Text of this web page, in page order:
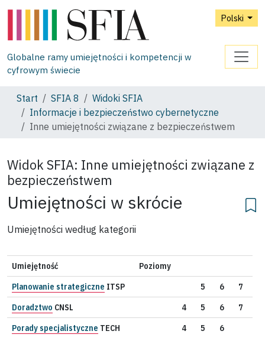
Polski
Globalne ramy umiejętności i kompetencji w
cyfrowym świecie
Start SFIA 8
Widoki SFIA
Informacje i bezpieczeństwo cybernetyczne
Inne umiejętności związane z bezpieczeństwem
Widok SFIA: Inne umiejętności związane z
bezpieczeństwem
Umiejętności w skrócie
Umiejętności według kategorii
Umiejętność
Poziomy
Planowanie strategiczne ITSP 5 6
7
Doradztwo CNSL 4 5 6
7
Porady specjalistyczne TECH 4 5 6